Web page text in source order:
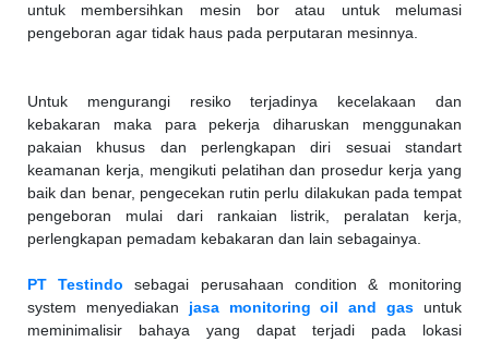
untuk membersihkan mesin bor atau untuk melumasi
pengeboran agar tidak haus pada perputaran mesinnya.
Untuk mengurangi resiko terjadinya kecelakaan dan
kebakaran maka para pekerja diharuskan menggunakan
pakaian khusus dan perlengkapan diri sesuai standart
keamanan kerja, mengikuti pelatihan dan prosedur kerja yang
baik dan benar, pengecekan rutin perlu dilakukan pada tempat
pengeboran mulai dari rankaian listrik, peralatan kerja,
perlengkapan pemadam kebakaran dan lain sebagainya.
PT Testindo sebagai perusahaan condition & monitoring
system menyediakan jasa monitoring oil and gas untuk
meminimalisir bahaya yang dapat terjadi pada lokasi